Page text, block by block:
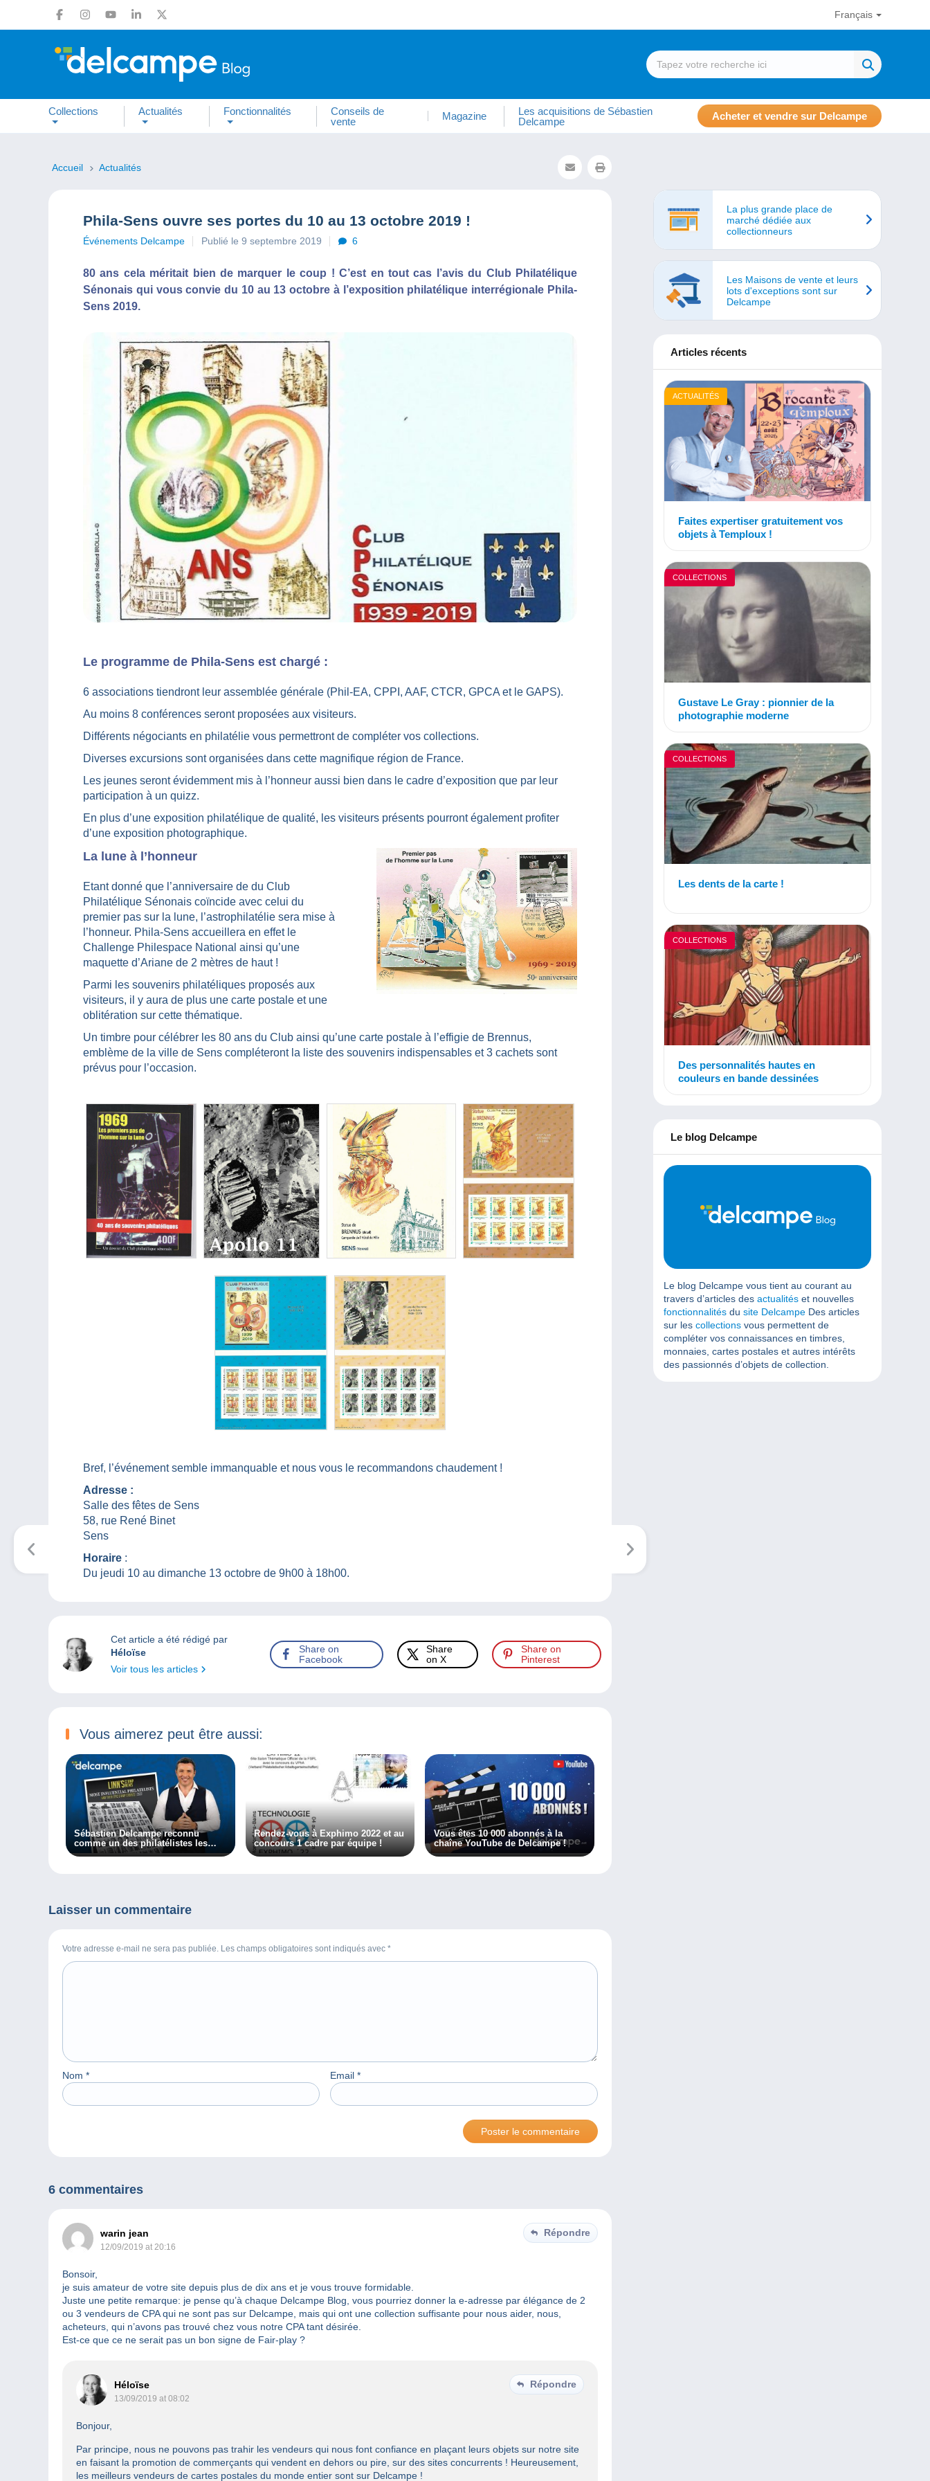
Français
Collections Actualités Fonctionnalités
Conseils de
vente
Magazine
Les acquisitions de Sébastien
Delcampe
Acheter et vendre sur Delcampe
Accueil Actualités
Phila-Sens ouvre ses portes du 10 au 13 octobre 2019 !
Événements Delcampe Publié le 9 septembre 2019 6
80 ans cela méritait bien de marquer le coup ! C’est en tout cas l’avis du Club Philatélique
Sénonais qui vous convie du 10 au 13 octobre à l’exposition philatélique interrégionale Phila-
Sens 2019.
Le programme de Phila-Sens est chargé :
6 associations tiendront leur assemblée générale (Phil-EA, CPPI, AAF, CTCR, GPCA et le GAPS).
Au moins 8 conférences seront proposées aux visiteurs.
Différents négociants en philatélie vous permettront de compléter vos collections.
Diverses excursions sont organisées dans cette magnifique région de France.
Les jeunes seront évidemment mis à l’honneur aussi bien dans le cadre d’exposition que par leur
participation à un quizz.
En plus d’une exposition philatélique de qualité, les visiteurs présents pourront également profiter
d’une exposition photographique.
La lune à l’honneur
Etant donné que l’anniversaire de du Club
Philatélique Sénonais coïncide avec celui du
premier pas sur la lune, l’astrophilatélie sera mise à
l’honneur. Phila-Sens accueillera en effet le
Challenge Philespace National ainsi qu’une
maquette d’Ariane de 2 mètres de haut !
Parmi les souvenirs philatéliques proposés aux
visiteurs, il y aura de plus une carte postale et une
oblitération sur cette thématique.
Un timbre pour célébrer les 80 ans du Club ainsi qu’une carte postale à l’effigie de Brennus,
emblème de la ville de Sens compléteront la liste des souvenirs indispensables et 3 cachets sont
prévus pour l’occasion.
Bref, l’événement semble immanquable et nous vous le recommandons chaudement !
Adresse :
Salle des fêtes de Sens
58, rue René Binet
Sens
Horaire :
Du jeudi 10 au dimanche 13 octobre de 9h00 à 18h00.
Cet article a été rédigé par
Héloïse
Voir tous les articles
Share on
Facebook
Share
on X
Share on
Pinterest
Vous aimerez peut être aussi:
Sébastien Delcampe reconnu
comme un des philatélistes les
plus influents selon le magazine
Rendez-vous à Exphimo 2022 et au
concours 1 cadre par équipe !
Vous êtes 10 000 abonnés à la
chaîne YouTube de Delcampe !
Laisser un commentaire
Votre adresse e-mail ne sera pas publiée. Les champs obligatoires sont indiqués avec *
Nom * Email *
6 commentaires
warin jean
12/09/2019 at 20:16
Répondre
Bonsoir,
je suis amateur de votre site depuis plus de dix ans et je vous trouve formidable.
Juste une petite remarque: je pense qu’à chaque Delcampe Blog, vous pourriez donner la e-adresse par élégance de 2
ou 3 vendeurs de CPA qui ne sont pas sur Delcampe, mais qui ont une collection suffisante pour nous aider, nous,
acheteurs, qui n’avons pas trouvé chez vous notre CPA tant désirée.
Est-ce que ce ne serait pas un bon signe de Fair-play ?
Héloïse
13/09/2019 at 08:02
Répondre
Bonjour,
Par principe, nous ne pouvons pas trahir les vendeurs qui nous font confiance en plaçant leurs objets sur notre site
en faisant la promotion de commerçants qui vendent en dehors ou pire, sur des sites concurrents ! Heureusement,
les meilleurs vendeurs de cartes postales du monde entier sont sur Delcampe !
La plus grande place de
marché dédiée aux
collectionneurs
Les Maisons de vente et leurs
lots d'exceptions sont sur
Delcampe
Articles récents
ACTUALITÉS
Faites expertiser gratuitement vos
objets à Temploux !
COLLECTIONS
Gustave Le Gray : pionnier de la
photographie moderne
COLLECTIONS
Les dents de la carte !
COLLECTIONS
Des personnalités hautes en
couleurs en bande dessinées
Le blog Delcampe
Le blog Delcampe vous tient au courant au
travers d’articles des actualités et nouvelles
fonctionnalités du site Delcampe Des articles
sur les collections vous permettent de
compléter vos connaissances en timbres,
monnaies, cartes postales et autres intérêts
des passionnés d’objets de collection.